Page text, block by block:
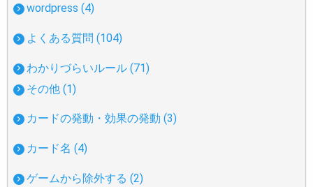
wordpress (4)
よくある質問 (104)
わかりづらいルール (71)
その他 (1)
カードの発動・効果の発動 (3)
カード名 (4)
ゲームから除外する (2)